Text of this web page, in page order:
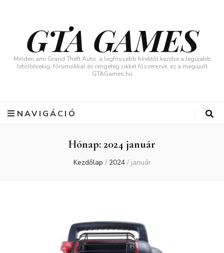
GTA GAMES
Minden ami Grand Theft Auto, a legfrissebb hírektől kezdve a legújabb
letöltésekig, fórumokkal és rengeteg cikkel fűszerezve, ez a megújult
GTAGames.hu
NAVIGÁCIÓ
Hónap:2024 január
Kezdőlap / 2024 / január